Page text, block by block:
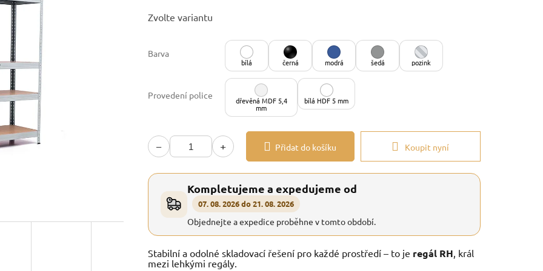
cena:
Zvolte variantu
Barva
bílá černá modrá šedá pozink
Provedení police dřevěná MDF 5,4
mm
bílá HDF 5 mm
− + Přidat do košíku Koupit nyní
Kompletujeme a expedujeme od
07. 08. 2026 do 21. 08. 2026
Objednejte a expedice proběhne v tomto období.
Stabilní a odolné skladovací řešení pro každé prostředí – to je regál RH, král
mezi lehkými regály.